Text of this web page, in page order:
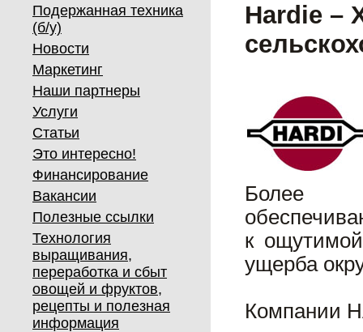
Подержанная техника
(б/у)
Новости
Маркетинг
Наши партнеры
Услуги
Статьи
Это интересно!
Финансирование
Вакансии
Полезные ссылки
Технология
выращивания,
переработка и сбыт
овощей и фруктов,
рецепты и полезная
информация
Hardie –
Более
к
ущерба
Компании